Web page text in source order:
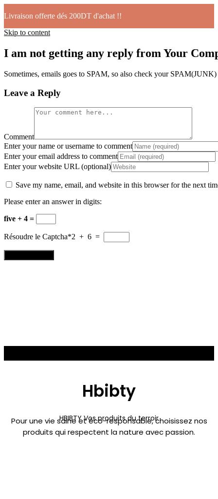
Livraison offerte dés 200DT d'achat !!
Skip to content
I am not getting any reply from Your
Sometimes, emails goes to SPAM, so also check your
Leave a Reply
Comment
Enter your name or username to comment
Enter your email address to comment
Enter your website URL (optional)
Save my name, email, and website in this browser for the next
Please enter an answer in digits:
five + 4 =
Résoudre le Captcha*2 + 6 =
Hbibty
HBIBTY Vos produits du terroir
Pour une vie saine et éco-responsable, choisissez nos
produits qui respectent la nature avec passion.